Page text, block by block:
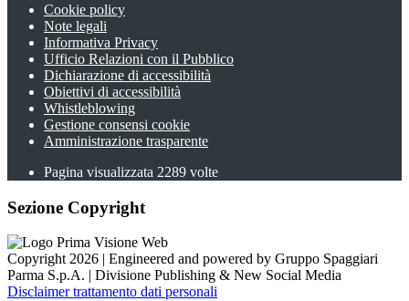
Cookie policy
Note legali
Informativa Privacy
Ufficio Relazioni con il Pubblico
Dichiarazione di accessibilità
Obiettivi di accessibilità
Whistleblowing
Gestione consensi cookie
Amministrazione trasparente
Pagina visualizzata 2289 volte
Sezione Copyright
Copyright 2026 | Engineered and powered by Gruppo Spaggiari
Parma S.p.A. | Divisione Publishing & New Social Media
Disclaimer trattamento dati personali